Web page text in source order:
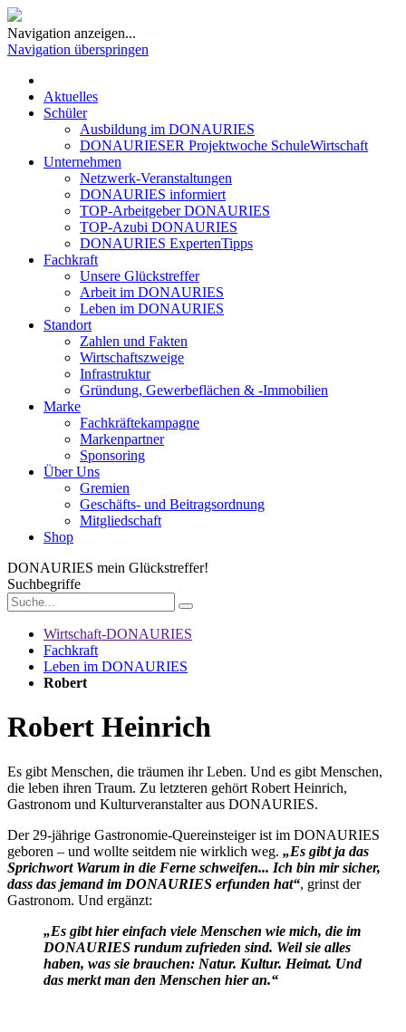
Navigation anzeigen...
Navigation überspringen
Aktuelles
Schüler
Ausbildung im DONAURIES
DONAURIESER Projektwoche SchuleWirtschaft
Unternehmen
Netzwerk-Veranstaltungen
DONAURIES informiert
TOP-Arbeitgeber DONAURIES
TOP-Azubi DONAURIES
DONAURIES ExpertenTipps
Fachkraft
Unsere Glückstreffer
Arbeit im DONAURIES
Leben im DONAURIES
Standort
Zahlen und Fakten
Wirtschaftszweige
Infrastruktur
Gründung, Gewerbeflächen & -Immobilien
Marke
Fachkräftekampagne
Markenpartner
Sponsoring
Über Uns
Gremien
Geschäfts- und Beitragsordnung
Mitgliedschaft
Shop
DONAURIES mein Glückstreffer!
Suchbegriffe
Wirtschaft-DONAURIES
Fachkraft
Leben im DONAURIES
Robert
Robert Heinrich
Es gibt Menschen, die träumen ihr Leben. Und es gibt Menschen,
die leben ihren Traum. Zu letzteren gehört Robert Heinrich,
Gastronom und Kulturveranstalter aus DONAURIES.
Der 29-jährige Gastronomie-Quereinsteiger ist im DONAURIES
geboren – und wollte seitdem nie wirklich weg. „Es gibt ja das
Sprichwort Warum in die Ferne schweifen... Ich bin mir sicher,
dass das jemand im DONAURIES erfunden hat“, grinst der
Gastronom. Und ergänzt:
„Es gibt hier einfach viele Menschen wie mich, die im
DONAURIES rundum zufrieden sind. Weil sie alles
haben, was sie brauchen: Natur. Kultur. Heimat. Und
das merkt man den Menschen hier an.“